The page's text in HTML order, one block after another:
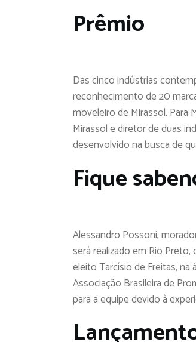
Prêmio
Das cinco indústrias
reconhecimento de 20
moveleiro de Mirassol. Para
Mirassol e diretor de duas
desenvolvido na busca de
Fique
Alessandro Possoni,
será realizado em Rio
eleito Tarcísio de Freitas,
Associação Brasileira de
para a equipe devido à